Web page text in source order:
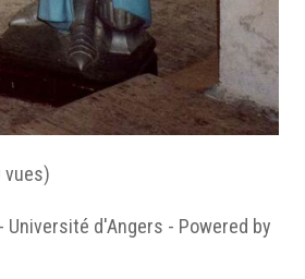
vues)
Université d'Angers - Powered by